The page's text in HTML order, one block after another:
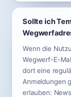
Sollte ich
Wenn die
Wegwerf-E-
dort eine
Anmeldungen
erlauben: